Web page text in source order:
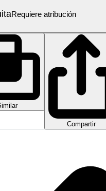
Requiere atribución
Compartir